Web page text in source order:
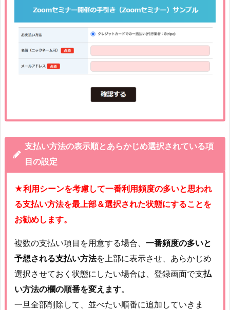
支払い方法の表示順とあらかじめ選択されている項
目の設定
★利用シーンを考慮して一番利用頻度の多いと思われ
る支払い方法を最上部＆選択された状態にすることを
お勧めします。
複数の支払い項目を用意する場合、 一番頻度の多いと
予想される支払い方法を上部に表示させ、あらかじめ
選択させておく状態にしたい場合は、登録画面で支払
い方法の欄の順番を変えます。
一旦全部削除して、並べたい順番に追加していきま